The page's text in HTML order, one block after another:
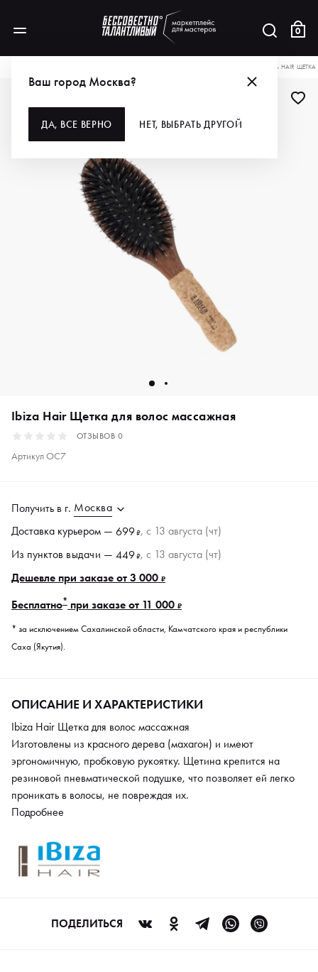
0
Ваш город Москва?
ДА, ВСЕ ВЕРНО НЕТ, ВЫБРАТЬ ДРУГОЙ
IBIZA HAIR
Ibiza Hair Щетка для волос массажная
ОТЗЫВОВ 0
АртикулOC7
Получить в г. Москва
Доставка курьером — 699₽, c 13 августа (чт)
Из пунктов выдачи — 449₽, c 13 августа (чт)
Дешевле при заказе от 3 000 ₽
Бесплатно* при заказе от 11 000 ₽
* за исключением Сахалинской области, Камчатского края и республики
Саха (Якутия).
ОПИСАНИЕ И ХАРАКТЕРИСТИКИ
Ibiza Hair Щетка для волос массажная
Изготовлены из красного дерева (махагон) и имеют
эргономичную, пробковую рукоятку. Щетина крепится на
резиновой пневматической подушке, что позволяет ей легко
проникать в волосы, не повреждая их.
Подробнее
ПОДЕЛИТЬСЯ